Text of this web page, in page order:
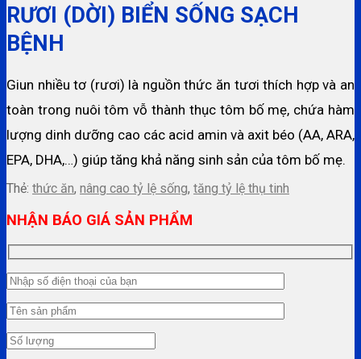
RƯƠI (DỜI) BIỂN SỐNG SẠCH
BỆNH
Giun nhiều tơ (rươi) là nguồn thức ăn tươi thích hợp và an
toàn trong nuôi tôm vỗ thành thục tôm bố mẹ, chứa hàm
lượng dinh dưỡng cao các acid amin và axit béo (AA, ARA,
EPA, DHA,…) giúp tăng khả năng sinh sản của tôm bố mẹ.
Thẻ: thức ăn, nâng cao tỷ lệ sống, tăng tỷ lệ thụ tinh
NHẬN BÁO GIÁ SẢN PHẨM